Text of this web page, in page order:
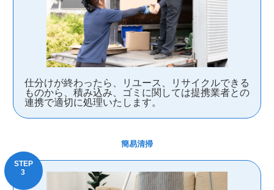
仕分けが終わったら、リユース、リサイクルできる
ものから、積み込み、ゴミに関しては提携業者との
連携で適切に処理いたします。
簡易清掃